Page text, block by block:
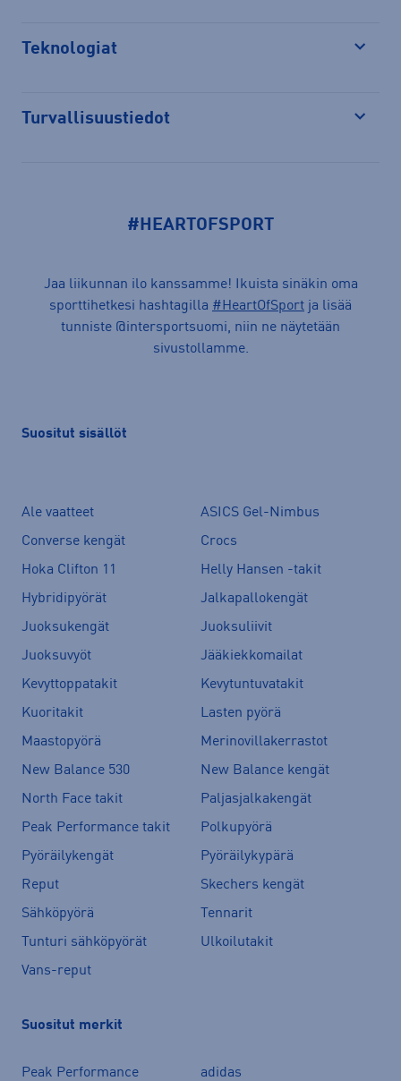
Teknologiat
Turvallisuustiedot
#HEARTOFSPORT
Jaa liikunnan ilo kanssamme! Ikuista sinäkin oma
sporttihetkesi hashtagilla #HeartOfSport ja lisää
tunniste @intersportsuomi, niin ne näytetään
sivustollamme.
Suositut sisällöt
Ale vaatteet
ASICS Gel-Nimbus
Converse kengät
Crocs
Hoka Clifton 11
Helly Hansen -takit
Hybridipyörät
Jalkapallokengät
Juoksukengät
Juoksuliivit
Juoksuvyöt
Jääkiekkomailat
Kevyttoppatakit
Kevytuntuvatakit
Kuoritakit
Lasten pyörä
Maastopyörä
Merinovillakerrastot
New Balance 530
New Balance kengät
North Face takit
Paljasjalkakengät
Peak Performance takit
Polkupyörä
Pyöräilykengät
Pyöräilykypärä
Reput
Skechers kengät
Sähköpyörä
Tennarit
Tunturi sähköpyörät
Ulkoilutakit
Vans-reput
Suositut merkit
Peak Performance
adidas